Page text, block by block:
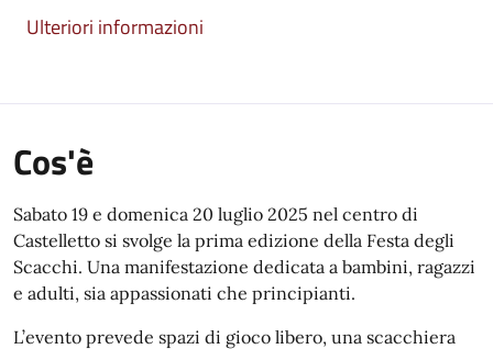
Ulteriori informazioni
Cos'è
Sabato 19 e domenica 20 luglio 2025 nel centro di
Castelletto si svolge la prima edizione della Festa degli
Scacchi. Una manifestazione dedicata a bambini, ragazzi
e adulti, sia appassionati che principianti.
L’evento prevede spazi di gioco libero, una scacchiera